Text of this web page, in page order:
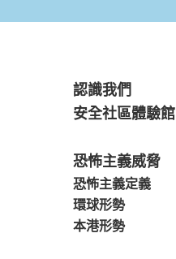
認識我們
安全社區體驗館
恐怖主義威脅
恐怖主義定義
環球形勢
本港形勢